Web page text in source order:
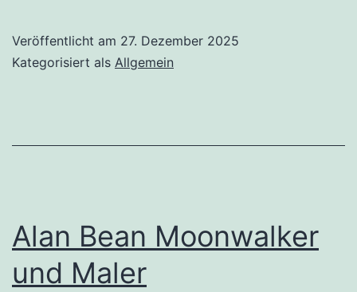
Veröffentlicht am 27. Dezember 2025
Kategorisiert als Allgemein
Alan Bean Moonwalker
und Maler